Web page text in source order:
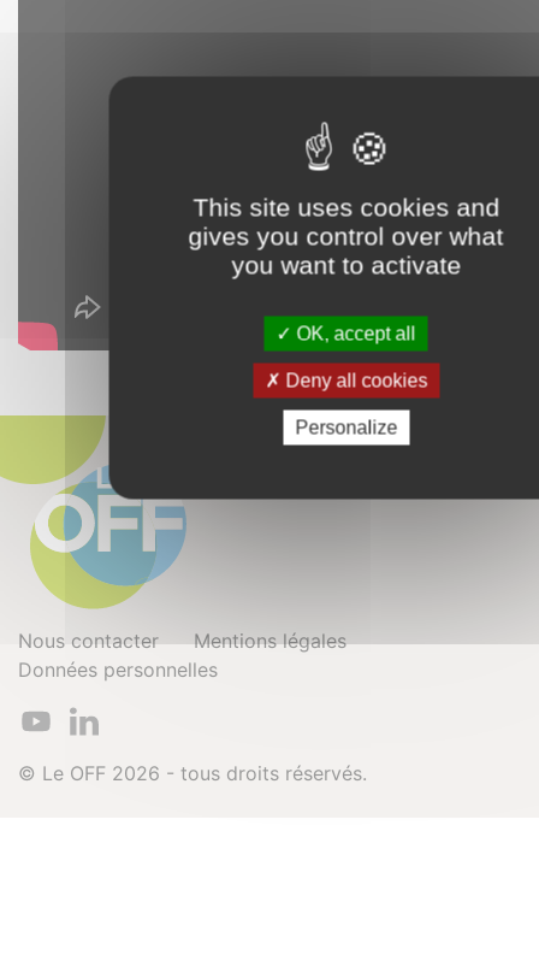
Nous contacter
Mentions légales
Données personnelles
© Le OFF 2026 - tous droits réservés.
This site uses cookies and
gives you control over what
you want to activate
OK, accept all
Deny all cookies
Personalize